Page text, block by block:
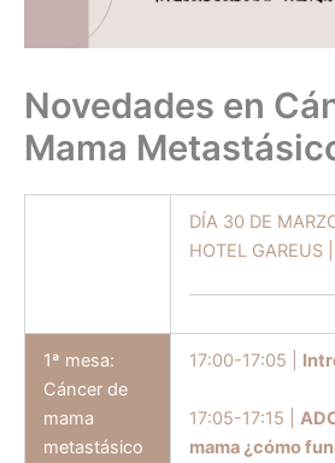
Novedades en
Mama
DÍA 30 DE
HOTEL GAREUS
1ª mesa:
Cáncer de
mama
metastásico
17:00-17:05 |
17:05-17:15 |
mama ¿cómo